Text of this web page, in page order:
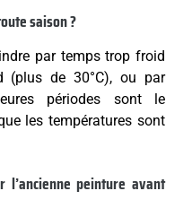
saison ?
par temps trop froid
(plus de 30°C), ou par
périodes sont le
les températures sont
l’ancienne peinture avant